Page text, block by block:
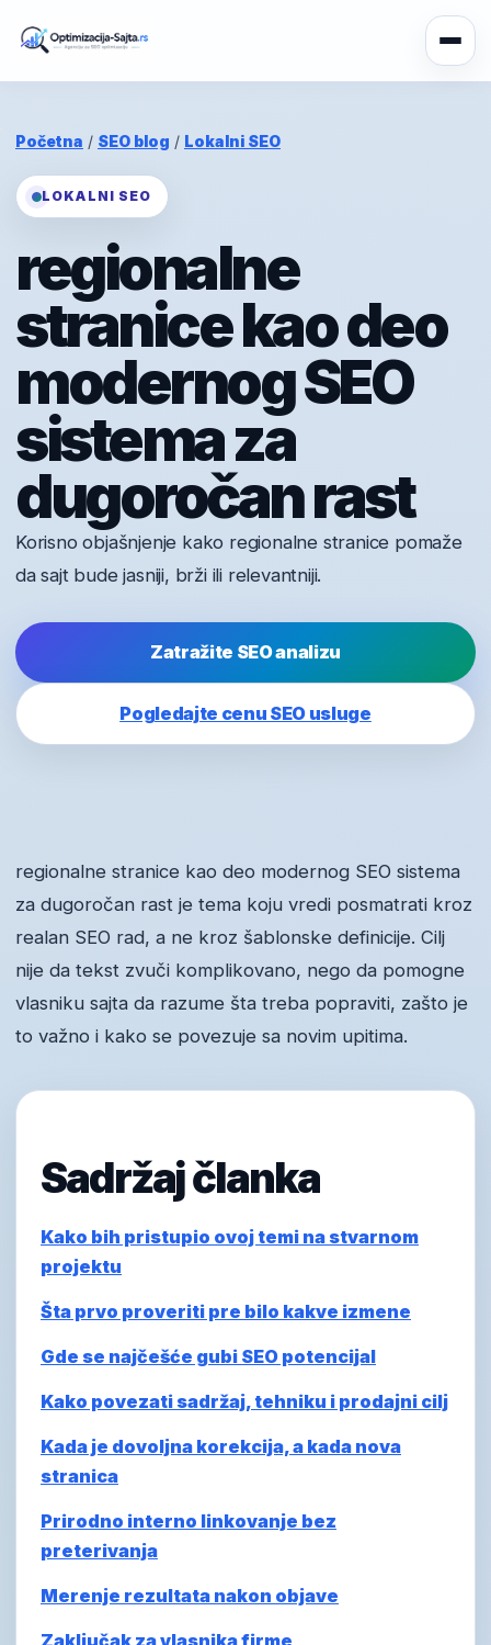
Početna / SEO blog / Lokalni SEO
LOKALNI SEO
regionalne
stranice kao deo
modernog SEO
sistema za
dugoročan rast
Korisno objašnjenje kako regionalne stranice pomaže
da sajt bude jasniji, brži ili relevantniji.
Zatražite SEO analizu
Pogledajte cenu SEO usluge
regionalne stranice kao deo modernog SEO sistema
za dugoročan rast je tema koju vredi posmatrati kroz
realan SEO rad, a ne kroz šablonske definicije. Cilj
nije da tekst zvuči komplikovano, nego da pomogne
vlasniku sajta da razume šta treba popraviti, zašto je
to važno i kako se povezuje sa novim upitima.
Sadržaj članka
Kako bih pristupio ovoj temi na stvarnom
projektu
Šta prvo proveriti pre bilo kakve izmene
Gde se najčešće gubi SEO potencijal
Kako povezati sadržaj, tehniku i prodajni cilj
Kada je dovoljna korekcija, a kada nova
stranica
Prirodno interno linkovanje bez
preterivanja
Merenje rezultata nakon objave
Zaključak za vlasnika firme